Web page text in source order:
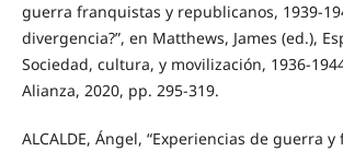
guerra franquistas y republicanos, 1939-
divergencia?”, en Matthews, James (ed.),
Sociedad, cultura, y movilización, 1936-
Alianza, 2020, pp. 295-319.
ALCALDE, Ángel, “Experiencias de guerra y